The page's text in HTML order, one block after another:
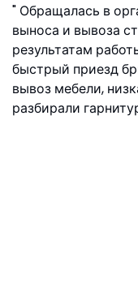
Обращалась в
выноса и вывоза
результатам
быстрый приезд
вывоз мебели,
разбирали